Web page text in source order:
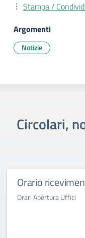
Stampa /
Argomenti
Notizie
Circolari,
Orario
Orari Apertura Uffici